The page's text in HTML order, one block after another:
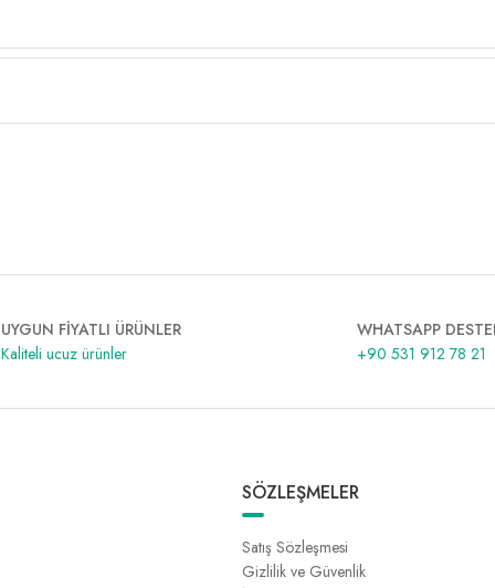
UYGUN FİYATLI ÜRÜNLER
Kaliteli ucuz ürünler
WHATSAPP
+90 531 912 78 21
SÖZLEŞMELER
Satış Sözleşmesi
Gizlilik ve Güvenlik